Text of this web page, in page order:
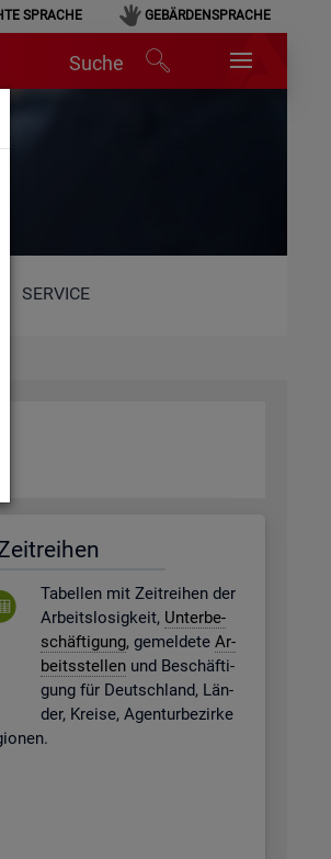
SPRACHE GEBÄRDENSPRACHE
Suche
SERVICE
Ta­bel­len mit Zeit­rei­hen der
Ar­beits­lo­sig­keit, Un­ter­be­
schäf­ti­gung, ge­mel­de­teAr­
beits­stel­len und Be­schäf­ti­
gung für Deutsch­land, Län­
der, Krei­se, Agen­tur­be­zir­ke